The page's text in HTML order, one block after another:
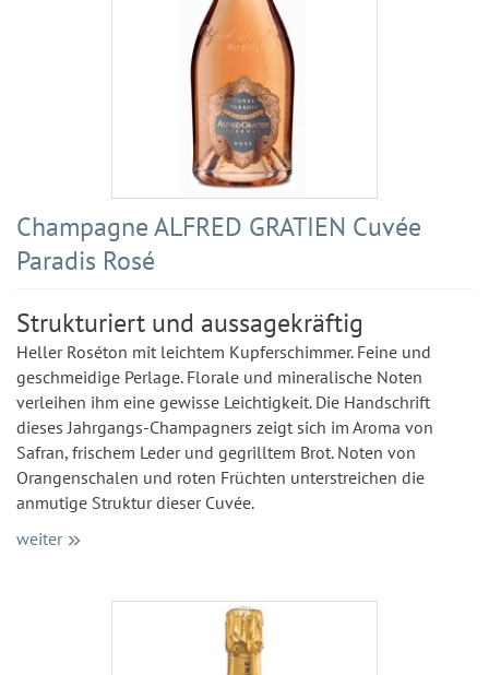
Champagne ALFRED GRATIEN Cuvée
Paradis Rosé
Strukturiert und aussagekräftig
Heller Roséton mit leichtem Kupferschimmer. Feine und
geschmeidige Perlage. Florale und mineralische Noten
verleihen ihm eine gewisse Leichtigkeit. Die Handschrift
dieses Jahrgangs-Champagners zeigt sich im Aroma von
Safran, frischem Leder und gegrilltem Brot. Noten von
Orangenschalen und roten Früchten unterstreichen die
anmutige Struktur dieser Cuvée.
weiter